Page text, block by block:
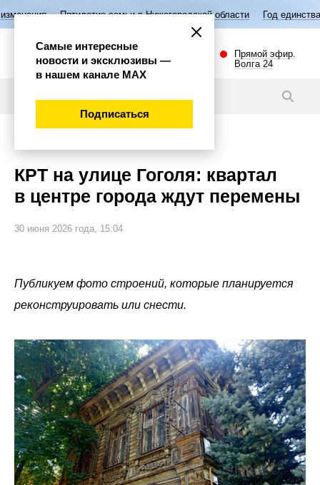
семьи в Нижегородской области Год единства народов России
Прямой эфир.
Волга 24
КРТ на улице Гоголя: квартал
в центре города ждут перемены
30 июня 2026 года, 15:04
Публикуем фото строений, которые планируется
реконструировать или снести.
Самые интересные
новости и эксклюзивы —
в нашем канале МАХ
Подписаться